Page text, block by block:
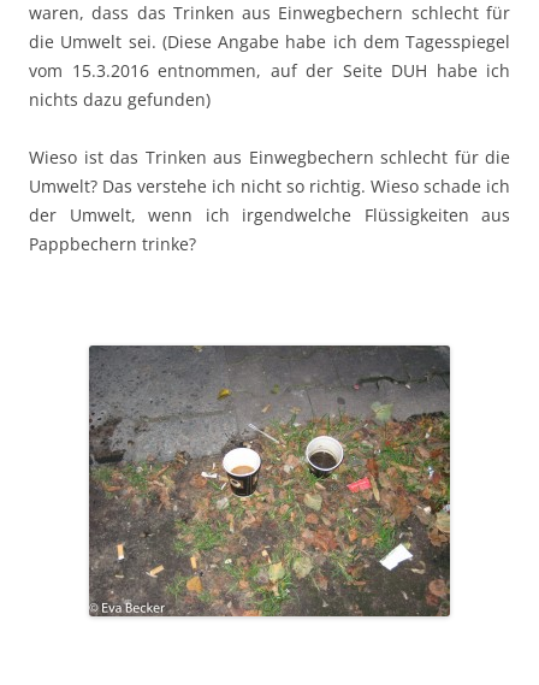
waren, dass das Trinken aus Einwegbechern schlecht für
die Umwelt sei. (Diese Angabe habe ich dem Tagesspiegel
vom 15.3.2016 entnommen, auf der Seite DUH habe ich
nichts dazu gefunden)
Wieso ist das Trinken aus Einwegbechern schlecht für die
Umwelt? Das verstehe ich nicht so richtig. Wieso schade ich
der Umwelt, wenn ich irgendwelche Flüssigkeiten aus
Pappbechern trinke?